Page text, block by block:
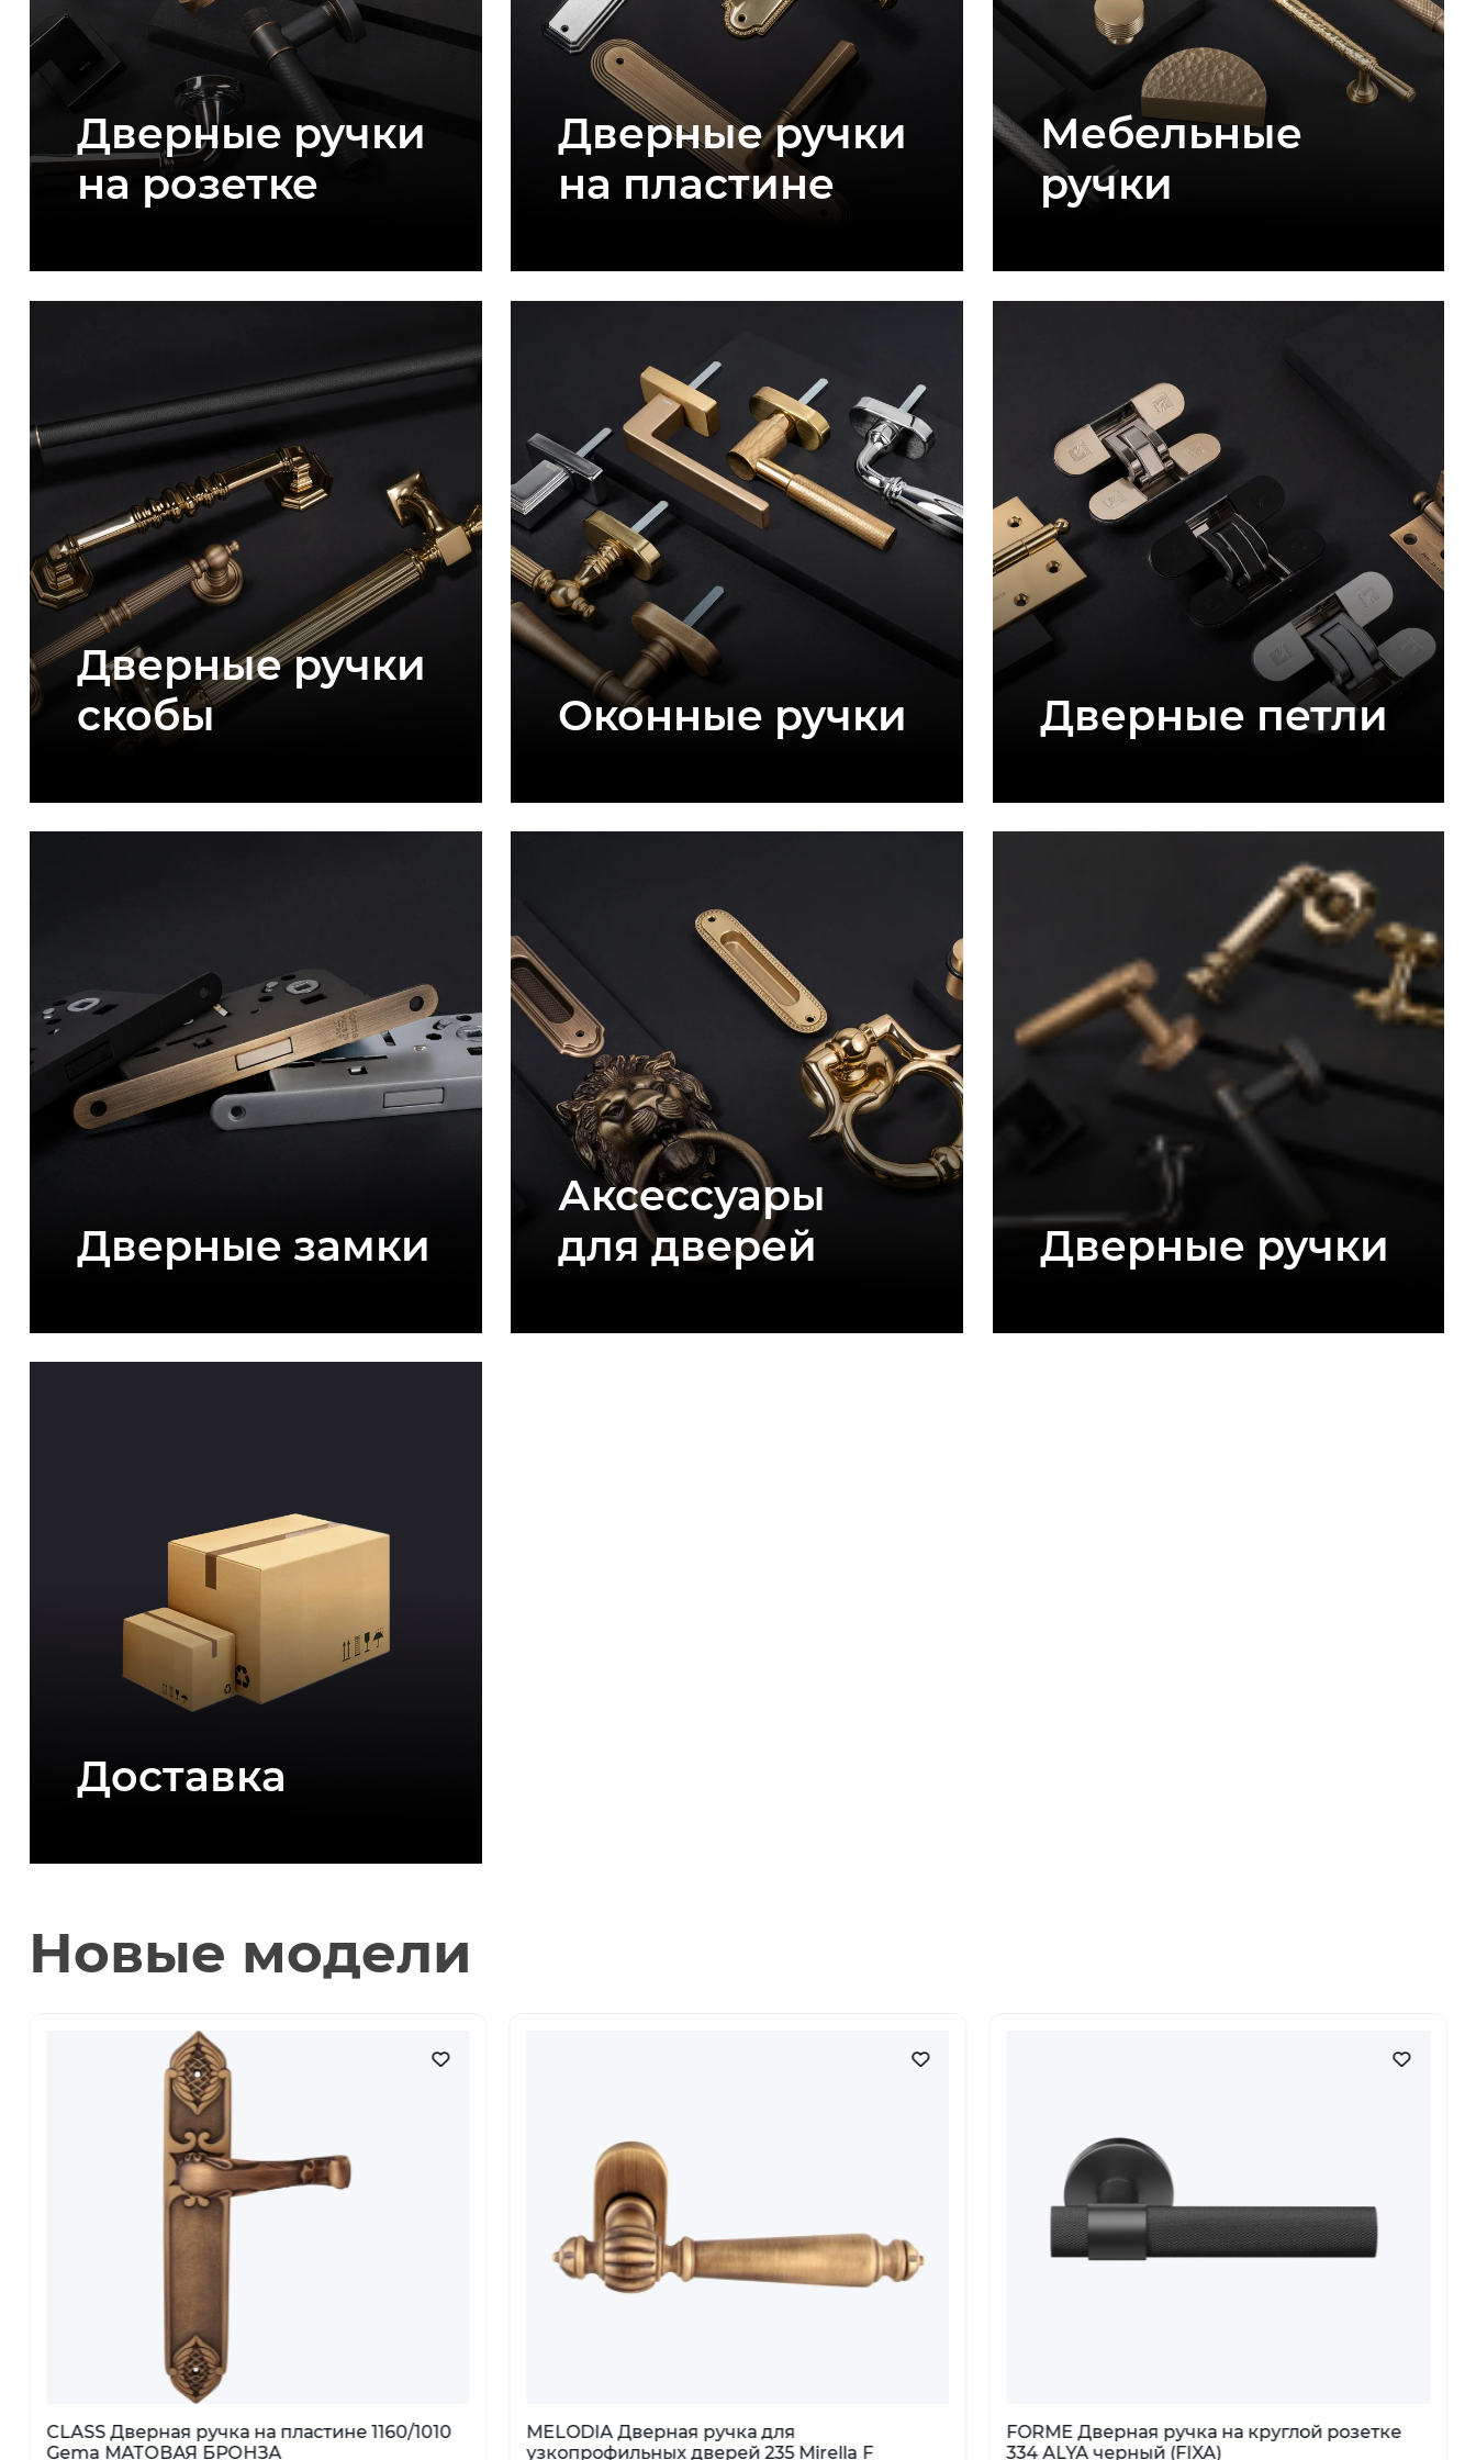
Дверные ручки
на розетке
Дверные ручки
на пластине
Мебельные
ручки
Дверные ручки
скобы
Оконные ручки Дверные петли
Дверные замки
Аксессуары
для дверей
Дверные ручки
Доставка
Новые модели
MELODIA Дверная ручка для
узкопрофильных дверей 235 Mirella F
FORME Дверная ручка на круглой розетке
334 ALYA черный (FIXA)
MELODIA Мебельная ручка 802 Античная
бронза DAB GEORGIAN D25 mm